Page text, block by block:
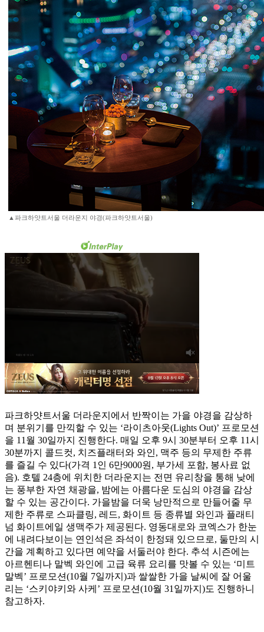
▲파크하얏트서울 더라운지 야경(파크하얏트서울)
파크하얏트서울 더라운지에서 반짝이는 가을 야경을 감상하
며 분위기를 만끽할 수 있는 ‘라이츠아웃(Lights Out)’ 프로모션
을 11월 30일까지 진행한다. 매일 오후 9시 30분부터 오후 11시
30분까지 콜드컷, 치즈플래터와 와인, 맥주 등의 무제한 주류
를 즐길 수 있다(가격 1인 6만9000원, 부가세 포함, 봉사료 없
음). 호텔 24층에 위치한 더라운지는 전면 유리창을 통해 낮에
는 풍부한 자연 채광을, 밤에는 아름다운 도심의 야경을 감상
할 수 있는 공간이다. 가을밤을 더욱 낭만적으로 만들어줄 무
제한 주류로 스파클링, 레드, 화이트 등 종류별 와인과 플래티
넘 화이트에일 생맥주가 제공된다. 영동대로와 코엑스가 한눈
에 내려다보이는 연인석은 좌석이 한정돼 있으므로, 둘만의 시
간을 계획하고 있다면 예약을 서둘러야 한다. 추석 시즌에는
아르헨티나 말벡 와인에 고급 육류 요리를 맛볼 수 있는 ‘미트
말벡’ 프로모션(10월 7일까지)과 쌀쌀한 가을 날씨에 잘 어울
리는 ‘스키야키와 사케’ 프로모션(10월 31일까지)도 진행하니
참고하자.